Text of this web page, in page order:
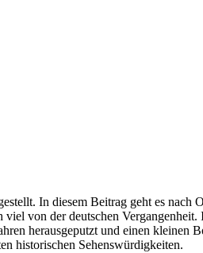
In diesem Beitrag geht es nach
von der deutschen Vergangenheit.
herausgeputzt und einen kleinen
historischen Sehenswürdigkeiten.